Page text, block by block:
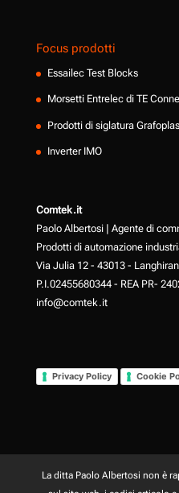
Focus prodotti
Essailec Test Blocks
Morsetti Entrelec di TE
Prodotti di siglatura
Inverter IMO
Comtek.it
Paolo Albertosi | Agente di
Prodotti di automazione
Via Julia 12 - 43013 -
P.I.02455680344 - REA PR-
info@comtek.it
Privacy Policy Cookie
La ditta Paolo Albertosi non è